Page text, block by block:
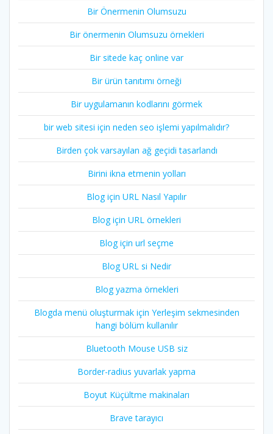
Bir Önermenin Olumsuzu
Bir önermenin Olumsuzu örnekleri
Bir sitede kaç online var
Bir ürün tanıtımı örneği
Bir uygulamanın kodlarını görmek
bir web sitesi için neden seo işlemi yapılmalıdır?
Birden çok varsayılan ağ geçidi tasarlandı
Birini ikna etmenin yolları
Blog için URL Nasıl Yapılır
Blog için URL örnekleri
Blog için url seçme
Blog URL si Nedir
Blog yazma örnekleri
Blogda menü oluşturmak için Yerleşim sekmesinden
hangi bölüm kullanılır
Bluetooth Mouse USB siz
Border-radius yuvarlak yapma
Boyut Küçültme makinaları
Brave tarayıcı